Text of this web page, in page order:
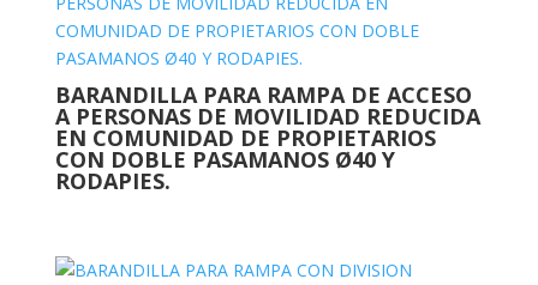
BARANDILLA PARA RAMPA DE ACCESO
A PERSONAS DE MOVILIDAD REDUCIDA
EN COMUNIDAD DE PROPIETARIOS
CON DOBLE PASAMANOS Ø40 Y
RODAPIES.